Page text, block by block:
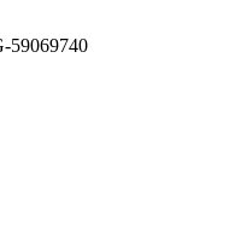
59069740